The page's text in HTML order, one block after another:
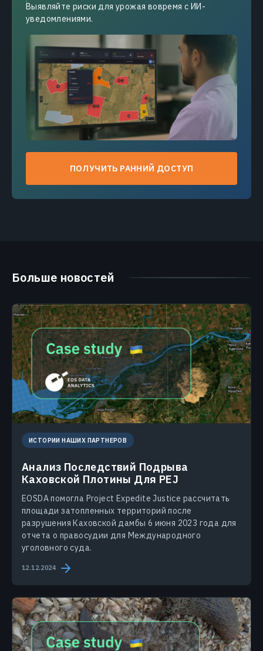
Выявляйте риски для урожая вовремя с ИИ-
уведомлениями.
ПОЛУЧИТЬ РАННИЙ ДОСТУП
Больше новостей
ИСТОРИИ НАШИХ ПАРТНЕРОВ
Анализ Последствий Подрыва
Каховской Плотины Для PEJ
EOSDA помогла Project Expedite Justice рассчитать
площади затопленных территорий после
разрушения Каховской дамбы 6 июня 2023 года для
отчета о правосудии для Международного
уголовного суда.
12.12.2024